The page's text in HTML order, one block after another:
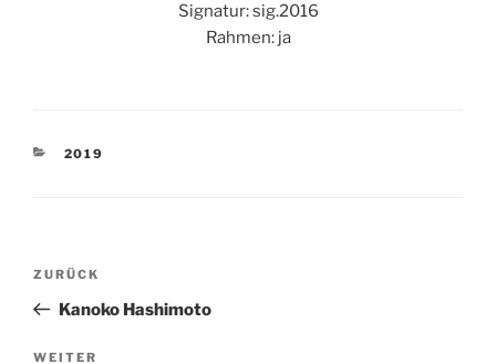
Signatur: sig.2016
Rahmen: ja
KATEGORIEN
2019
Beitragsnavigation
Vorheriger
Beitrag
ZURÜCK
Kanoko Hashimoto
Nächster
WEITER